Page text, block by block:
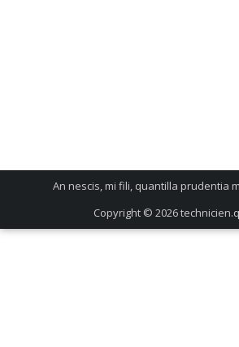
An nescis, mi fili, quantilla prudentia
Copyright © 2026